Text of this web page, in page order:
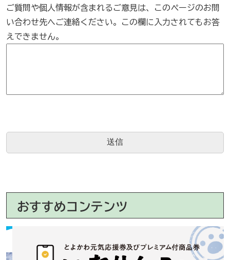
ご質問や個人情報が含まれるご意見は、このページのお問
い合わせ先へご連絡ください。この欄に入力されてもお答
えできません。
おすすめコンテンツ